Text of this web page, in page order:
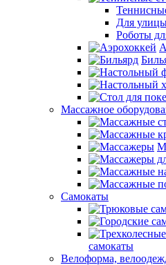
Для
Роботы
Массажное
Самокаты
самокаты
Велоформа,